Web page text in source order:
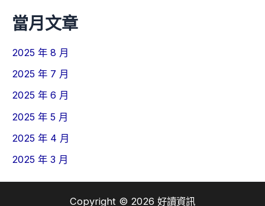
當月文章
2025 年 8 月
2025 年 7 月
2025 年 6 月
2025 年 5 月
2025 年 4 月
2025 年 3 月
Copyright © 2026 好讀資訊